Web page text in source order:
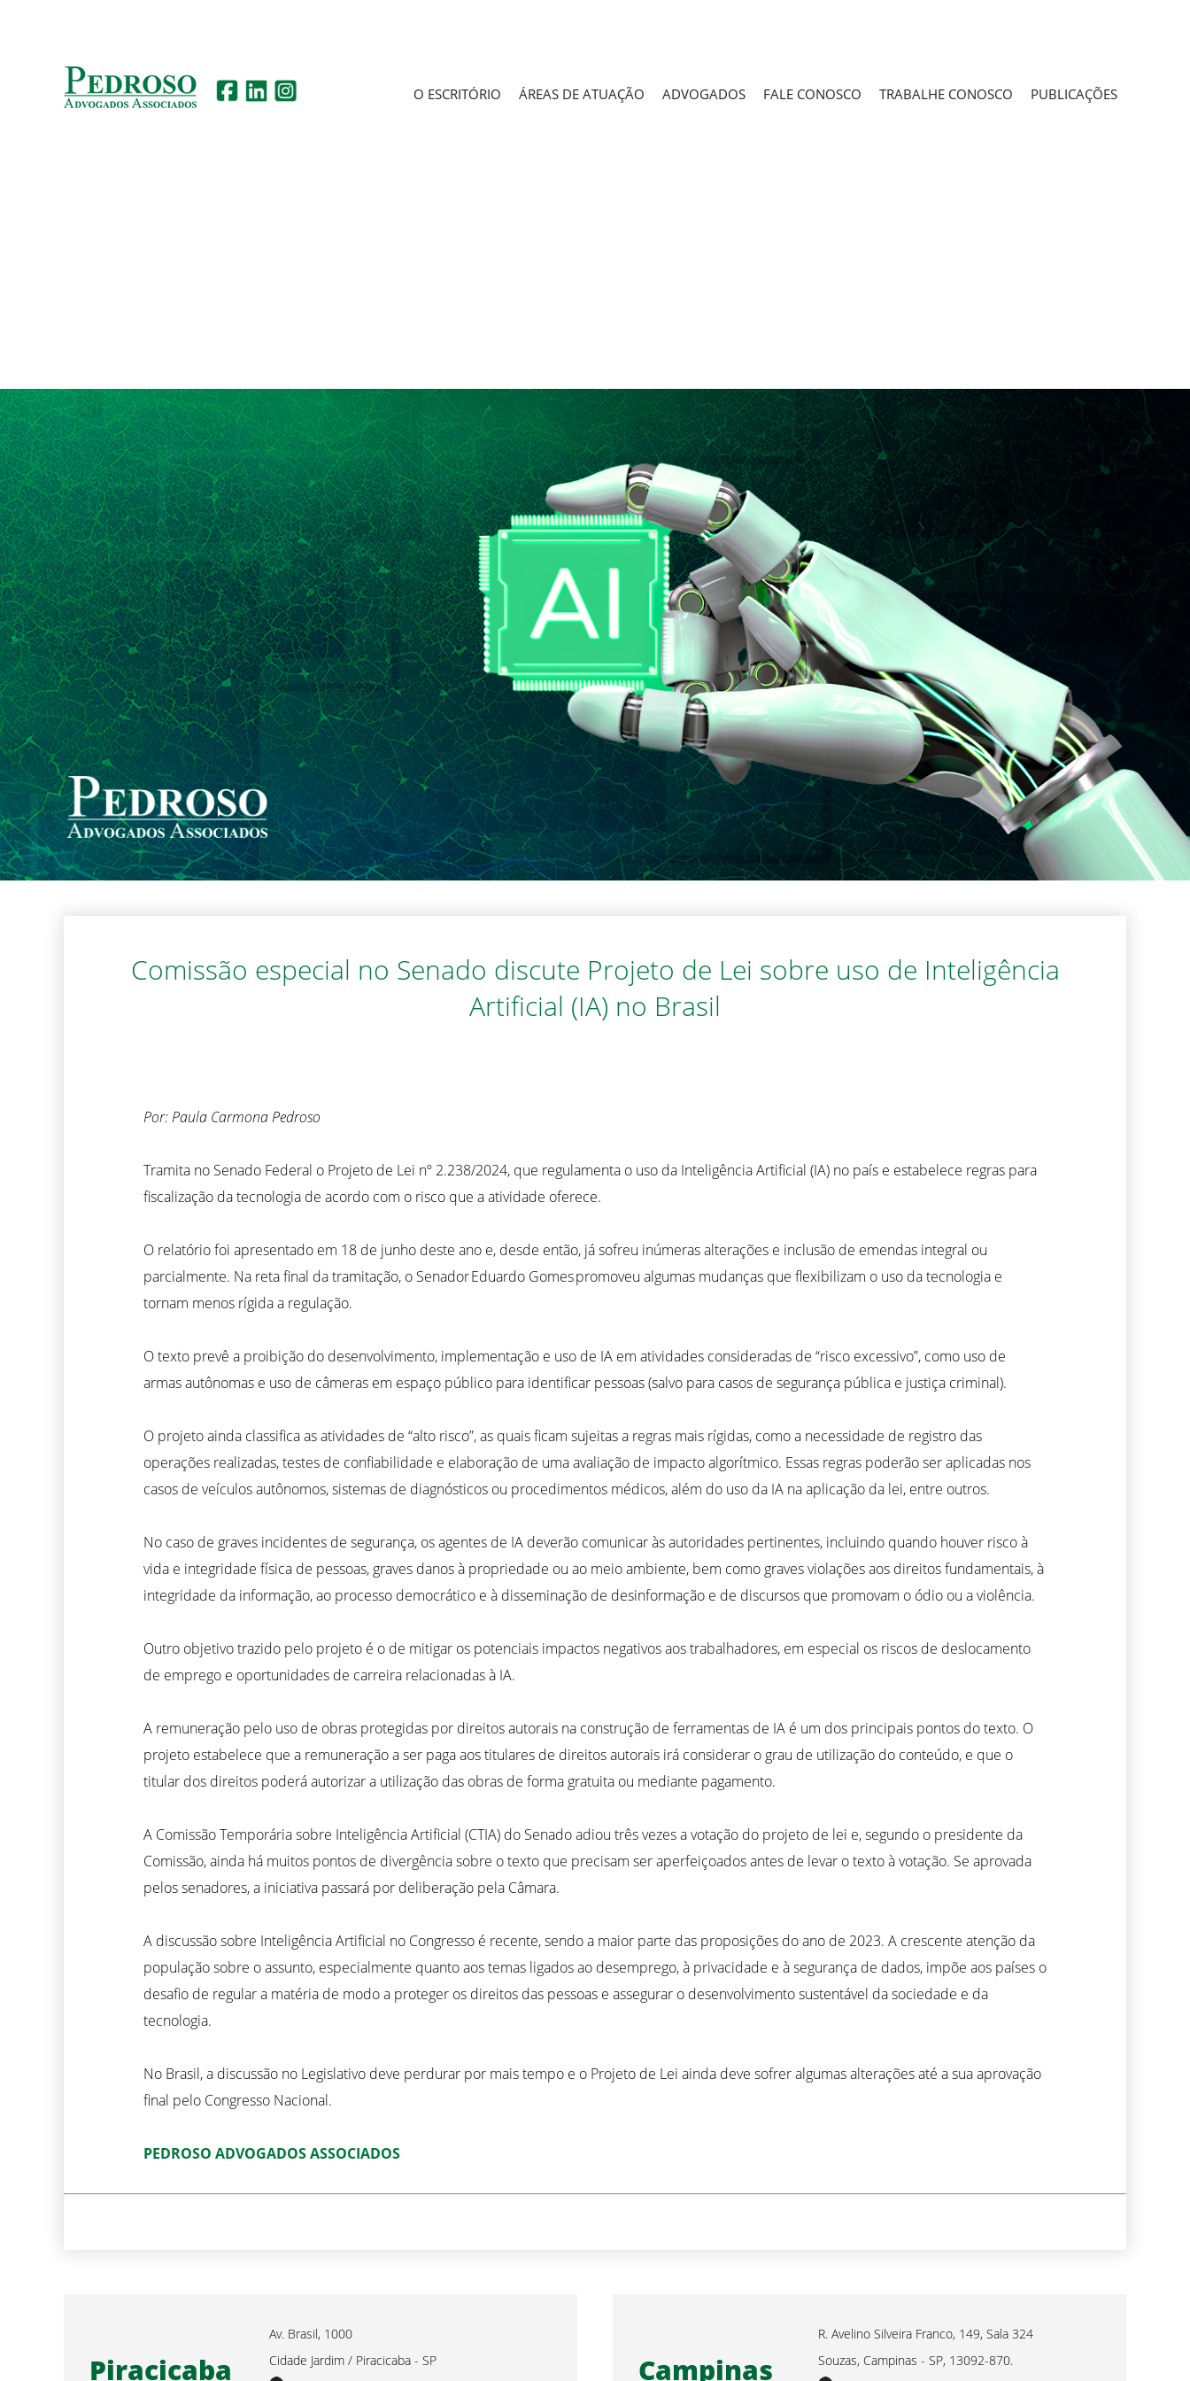
O ESCRITÓRIO ÁREAS DE ATUAÇÃO ADVOGADOS FALE CONOSCO TRABALHE CONOSCO PUBLICAÇÕES
Comissão especial no Senado discute Projeto de Lei sobre uso de Inteligência
Artificial (IA) no Brasil
Por: Paula Carmona Pedroso
Tramita no Senado Federal o Projeto de Lei nº 2.238/2024, que regulamenta o uso da Inteligência Artificial (IA) no país e estabelece regras para
fiscalização da tecnologia de acordo com o risco que a atividade oferece.
O relatório foi apresentado em 18 de junho deste ano e, desde então, já sofreu inúmeras alterações e inclusão de emendas integral ou
parcialmente. Na reta final da tramitação, o Senador Eduardo Gomes promoveu algumas mudanças que flexibilizam o uso da tecnologia e
tornam menos rígida a regulação.
O texto prevê a proibição do desenvolvimento, implementação e uso de IA em atividades consideradas de “risco excessivo”, como uso de
armas autônomas e uso de câmeras em espaço público para identificar pessoas (salvo para casos de segurança pública e justiça criminal).
O projeto ainda classifica as atividades de “alto risco”, as quais ficam sujeitas a regras mais rígidas, como a necessidade de registro das
operações realizadas, testes de confiabilidade e elaboração de uma avaliação de impacto algorítmico. Essas regras poderão ser aplicadas nos
casos de veículos autônomos, sistemas de diagnósticos ou procedimentos médicos, além do uso da IA na aplicação da lei, entre outros.
No caso de graves incidentes de segurança, os agentes de IA deverão comunicar às autoridades pertinentes, incluindo quando houver risco à
vida e integridade física de pessoas, graves danos à propriedade ou ao meio ambiente, bem como graves violações aos direitos fundamentais, à
integridade da informação, ao processo democrático e à disseminação de desinformação e de discursos que promovam o ódio ou a violência.
Outro objetivo trazido pelo projeto é o de mitigar os potenciais impactos negativos aos trabalhadores, em especial os riscos de deslocamento
de emprego e oportunidades de carreira relacionadas à IA.
A remuneração pelo uso de obras protegidas por direitos autorais na construção de ferramentas de IA é um dos principais pontos do texto. O
projeto estabelece que a remuneração a ser paga aos titulares de direitos autorais irá considerar o grau de utilização do conteúdo, e que o
titular dos direitos poderá autorizar a utilização das obras de forma gratuita ou mediante pagamento.
A Comissão Temporária sobre Inteligência Artificial (CTIA) do Senado adiou três vezes a votação do projeto de lei e, segundo o presidente da
Comissão, ainda há muitos pontos de divergência sobre o texto que precisam ser aperfeiçoados antes de levar o texto à votação. Se aprovada
pelos senadores, a iniciativa passará por deliberação pela Câmara.
A discussão sobre Inteligência Artificial no Congresso é recente, sendo a maior parte das proposições do ano de 2023. A crescente atenção da
população sobre o assunto, especialmente quanto aos temas ligados ao desemprego, à privacidade e à segurança de dados, impõe aos países o
desafio de regular a matéria de modo a proteger os direitos das pessoas e assegurar o desenvolvimento sustentável da sociedade e da
tecnologia.
No Brasil, a discussão no Legislativo deve perdurar por mais tempo e o Projeto de Lei ainda deve sofrer algumas alterações até a sua aprovação
final pelo Congresso Nacional.
PEDROSO ADVOGADOS ASSOCIADOS
Piracicaba
Av. Brasil, 1000
Cidade Jardim / Piracicaba - SP
Campinas
R. Avelino Silveira Franco, 149, Sala 324
Souzas, Campinas - SP, 13092-870.